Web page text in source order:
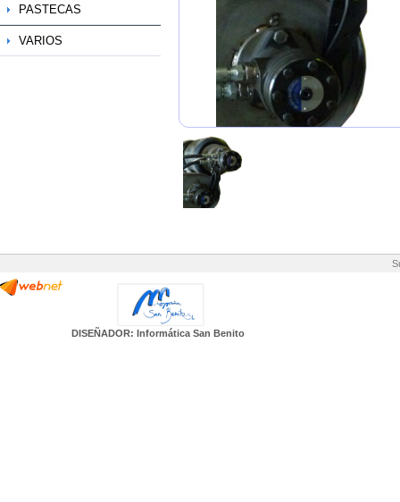
PASTECAS
VARIOS
DISEÑADOR: Informática San Benito